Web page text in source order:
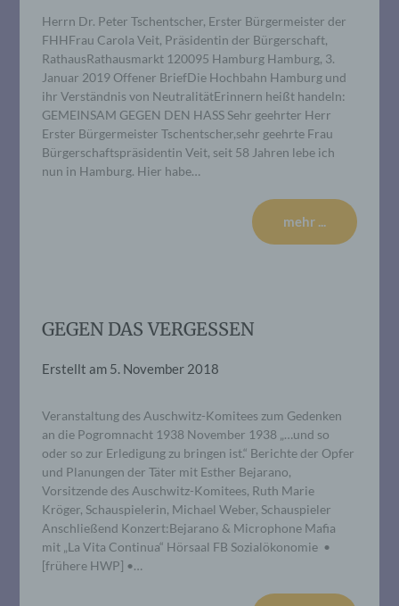
Herrn Dr. Peter Tschentscher, Erster Bürgermeister der
FHHFrau Carola Veit, Präsidentin der Bürgerschaft,
RathausRathausmarkt 120095 Hamburg Hamburg, 3.
Januar 2019 Offener BriefDie Hochbahn Hamburg und
ihr Verständnis von NeutralitätErinnern heißt handeln:
GEMEINSAM GEGEN DEN HASS Sehr geehrter Herr
Erster Bürgermeister Tschentscher,sehr geehrte Frau
Bürgerschaftspräsidentin Veit, seit 58 Jahren lebe ich
nun in Hamburg. Hier habe…
mehr ...
GEGEN DAS VERGESSEN
Erstellt am 5. November 2018
Veranstaltung des Auschwitz-Komitees zum Gedenken
an die Pogromnacht 1938 November 1938 „…und so
oder so zur Erledigung zu bringen ist.“ Berichte der Opfer
und Planungen der Täter mit Esther Bejarano,
Vorsitzende des Auschwitz-Komitees, Ruth Marie
Kröger, Schauspielerin, Michael Weber, Schauspieler
Anschließend Konzert:Bejarano & Microphone Mafia
mit „La Vita Continua“ Hörsaal FB Sozialökonomie •
[frühere HWP] •…